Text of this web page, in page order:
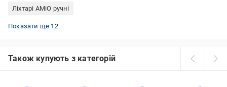
Ліхтарі AMiO ручні
Налобні ліхтарі з USB зарядкою
Ліхтарі акумуляторні ручні
Ліхтарі LED CONCEPT кемпінгові
Ліхтарі кемпінгові акумуляторні
Ліхтарі NEO tools ручні
Ліхтарі DPM ручні
Ліхтарі Petzl ручні
Налобні ліхтарі з датчиком руху
Тактичні ліхтарі з червоним світлом
Ліхтарі Camelion ручні
Ліхтарі Fenix налобні
Ліхтарі KLS велосипедні
Показати ще 12
Також купують з категорій